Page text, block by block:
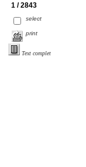
1 / 2843
select
print
Text complet